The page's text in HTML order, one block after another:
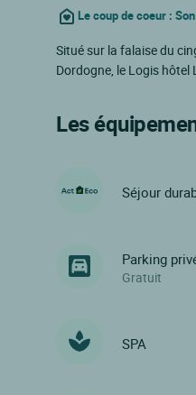
Le coup de coeur :
Situé sur la falaise du
Dordogne, le Logis hôtel
Les
Séjour
Parking
Gratuit
SPA